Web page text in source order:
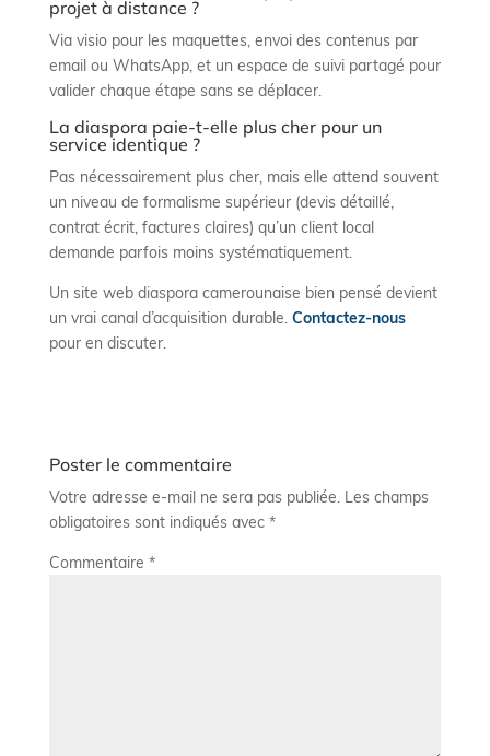
projet à distance ?
Via visio pour les maquettes, envoi des contenus par
email ou WhatsApp, et un espace de suivi partagé pour
valider chaque étape sans se déplacer.
La diaspora paie-t-elle plus cher pour un
service identique ?
Pas nécessairement plus cher, mais elle attend souvent
un niveau de formalisme supérieur (devis détaillé,
contrat écrit, factures claires) qu’un client local
demande parfois moins systématiquement.
Un site web diaspora camerounaise bien pensé devient
un vrai canal d’acquisition durable. Contactez-nous
pour en discuter.
Poster le commentaire
Votre adresse e-mail ne sera pas publiée. Les champs
obligatoires sont indiqués avec *
Commentaire *